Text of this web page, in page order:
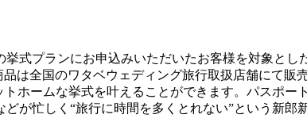
式プランにお申込みいただいたお客様を対象とし
は全国のワタベウェディング旅行取扱店舗にて販
ホームな挙式を叶えることができます。パスポー
が忙しく“旅行に時間を多くとれない”という新郎